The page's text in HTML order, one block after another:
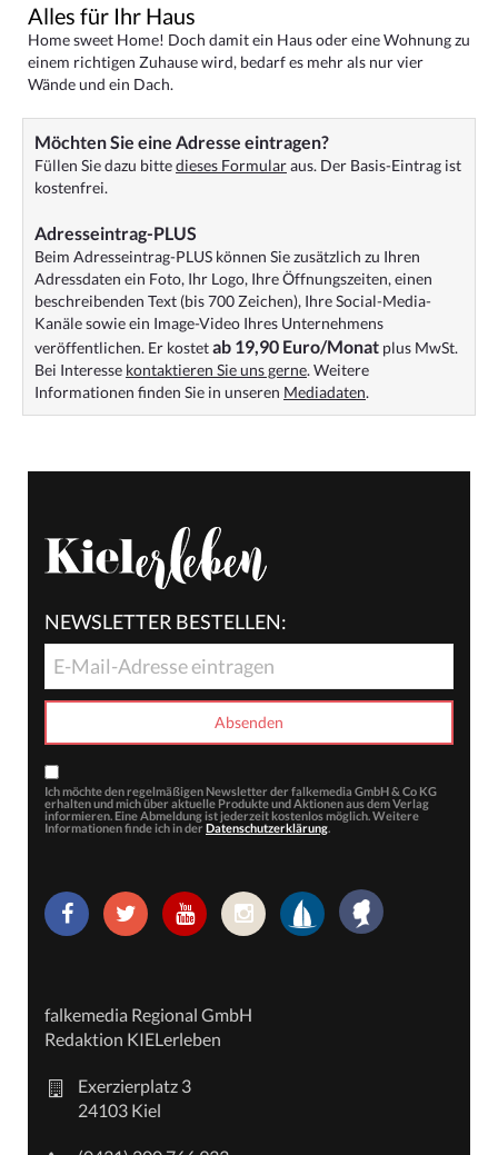
Alles für Ihr Haus
Home sweet Home! Doch damit ein Haus oder eine Wohnung zu
einem richtigen Zuhause wird, bedarf es mehr als nur vier
Wände und ein Dach.
Möchten Sie eine Adresse eintragen?
Füllen Sie dazu bittedieses Formularaus. Der Basis-Eintrag ist
kostenfrei.
Adresseintrag-PLUS
Beim Adresseintrag-PLUS können Sie zusätzlich zu Ihren
Adressdaten ein Foto, Ihr Logo, Ihre Öffnungszeiten, einen
beschreibenden Text (bis 700 Zeichen), Ihre Social-Media-
Kanäle sowie ein Image-Video Ihres Unternehmens
veröffentlichen. Er kostetab 19,90 Euro/Monat plus MwSt.
Bei Interesse kontaktieren Sie uns gerne. Weitere
Informationen finden Sie in unseren Mediadaten.
NEWSLETTER BESTELLEN:
Ich möchte den regelmäßigen Newsletter der falkemedia GmbH & Co KG
erhalten und mich über aktuelle Produkte und Aktionen aus dem Verlag
informieren. Eine Abmeldung ist jederzeit kostenlos möglich. Weitere
Informationen finde ich in der Datenschutzerklärung.
falkemedia Regional GmbH
Redaktion KIELerleben
Exerzierplatz 3
24103 Kiel